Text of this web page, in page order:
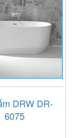
DRW DR-
6075